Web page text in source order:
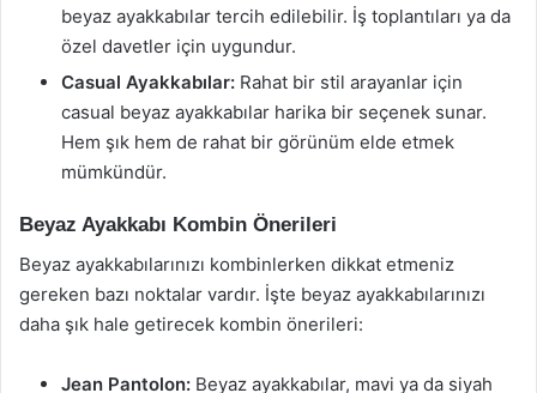
beyaz ayakkabılar tercih edilebilir. İş toplantıları ya da
özel davetler için uygundur.
Casual Ayakkabılar: Rahat bir stil arayanlar için
casual beyaz ayakkabılar harika bir seçenek sunar.
Hem şık hem de rahat bir görünüm elde etmek
mümkündür.
Beyaz Ayakkabı Kombin Önerileri
Beyaz ayakkabılarınızı kombinlerken dikkat etmeniz
gereken bazı noktalar vardır. İşte beyaz ayakkabılarınızı
daha şık hale getirecek kombin önerileri:
Jean Pantolon: Beyaz ayakkabılar, mavi ya da siyah